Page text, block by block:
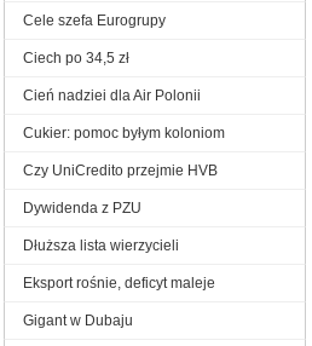
Cele szefa Eurogrupy
Ciech po 34,5 zł
Cień nadziei dla Air Polonii
Cukier: pomoc byłym koloniom
Czy UniCredito przejmie HVB
Dywidenda z PZU
Dłuższa lista wierzycieli
Eksport rośnie, deficyt maleje
Gigant w Dubaju